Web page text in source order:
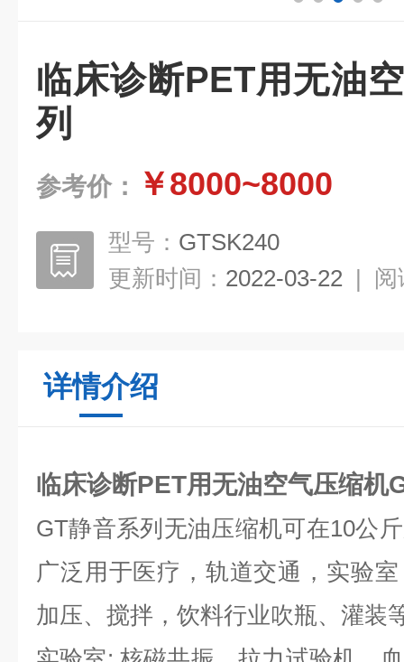
临床诊断PET用无油
列
参考价： ￥8000~8000
型号： GTSK240
更新时间： 2022-03-22 | 阅
详情介绍
临床诊断PET用无油空气压缩机
GT静音系列无油压缩机可在10公
广泛用于医疗，轨道交通，实验
加压、搅拌，饮料行业吹瓶、灌装